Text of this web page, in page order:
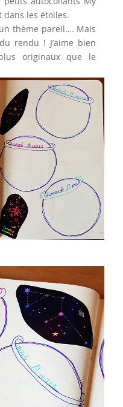
les étoiles.
thème pareil…. Mais
rendu ! J’aime bien
originaux que le